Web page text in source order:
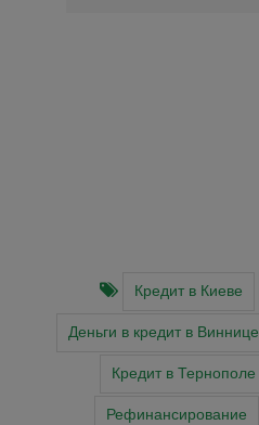
Кредит в Киеве
Деньги в кредит в Виннице
Кредит в Тернополе
Рефинансирование